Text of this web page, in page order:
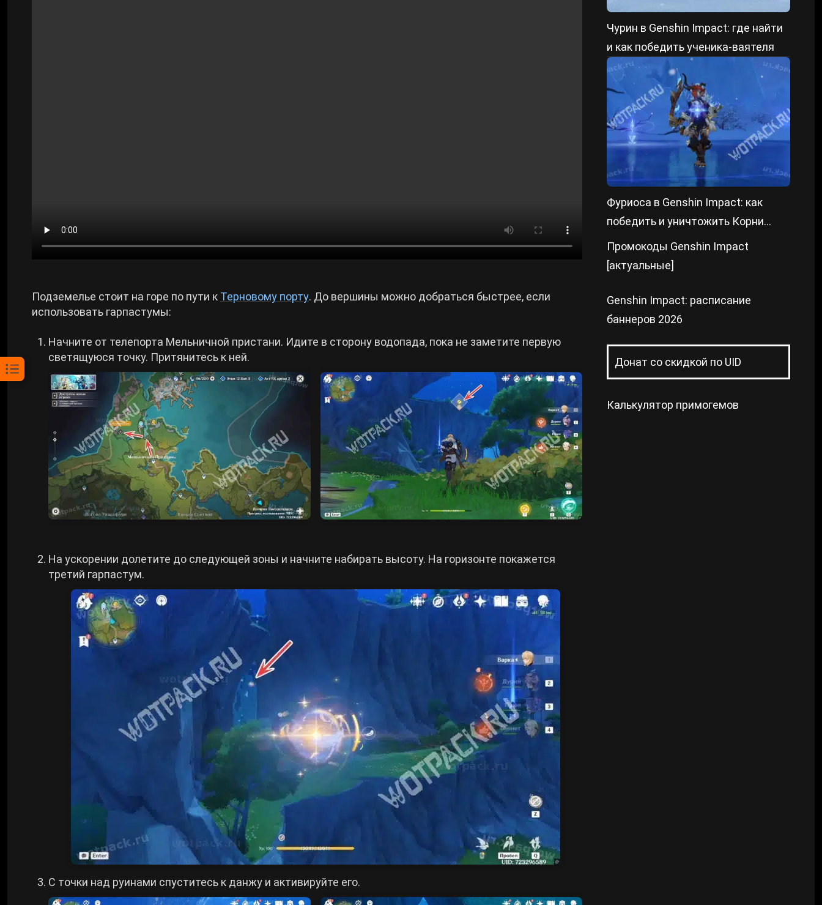
Подземелье стоит на горе по пути к Терновому порту. До вершины можно добраться быстрее, если
использовать гарпастумы:
Начните от телепорта Мельничной пристани. Идите в сторону водопада, пока не заметите первую
светящуюся точку. Притянитесь к ней.
На ускорении долетите до следующей зоны и начните набирать высоту. На горизонте покажется
третий гарпастум.
С точки над руинами спуститесь к данжу и активируйте его.
Чурин в Genshin Impact: где найти
и как победить ученика-ваятеля
Фуриоса в Genshin Impact: как
победить и уничтожить Корни
преграды
Промокоды Genshin Impact
[актуальные]
Genshin Impact: расписание
баннеров 2026
Донат со скидкой по UID
Калькулятор примогемов